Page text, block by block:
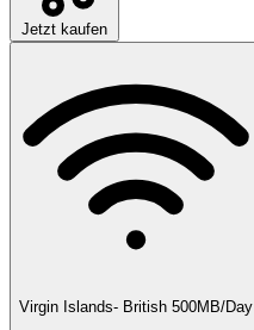
Jetzt kaufen
Virgin Islands- British 500MB/Day